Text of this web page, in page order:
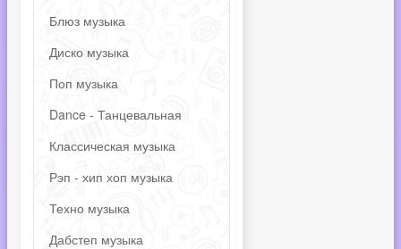
Блюз музыка
Диско музыка
Поп музыка
Dance - Танцевальная
Классическая музыка
Рэп - хип хоп музыка
Техно музыка
Дабстеп музыка